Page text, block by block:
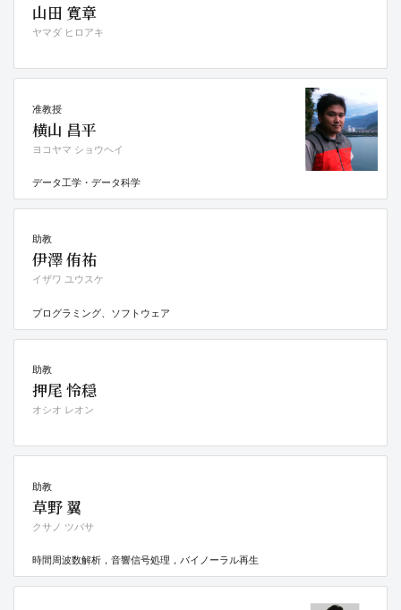
山田 寛章
ヤマダ ヒロアキ
准教授
横山 昌平
ヨコヤマ ショウヘイ
データ工学・データ科学
助教
伊澤 侑祐
イザワ ユウスケ
プログラミング、ソフトウェア
助教
押尾 怜穏
オシオ レオン
助教
草野 翼
クサノ ツバサ
時間周波数解析，音響信号処理，バイノーラル再生